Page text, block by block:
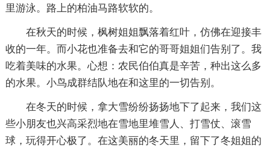
里游泳。路上的柏油马路软软的。
在秋天的时候，枫树姐姐飘落着红叶，仿佛在迎接丰
收的一年。而小花也准备去和它的哥哥姐姐们告别了。我
吃着美味的水果。心想：农民伯伯真是辛苦，种出这么多
的水果。小鸟成群结队地在和这里的一切告别。
在冬天的时候，拿大雪纷纷扬扬地下了起来，我们这
些小朋友也兴高采烈地在雪地里堆雪人、打雪仗、滚雪
球，玩得开心极了。在这美丽的冬天里，留下了冬姐姐的